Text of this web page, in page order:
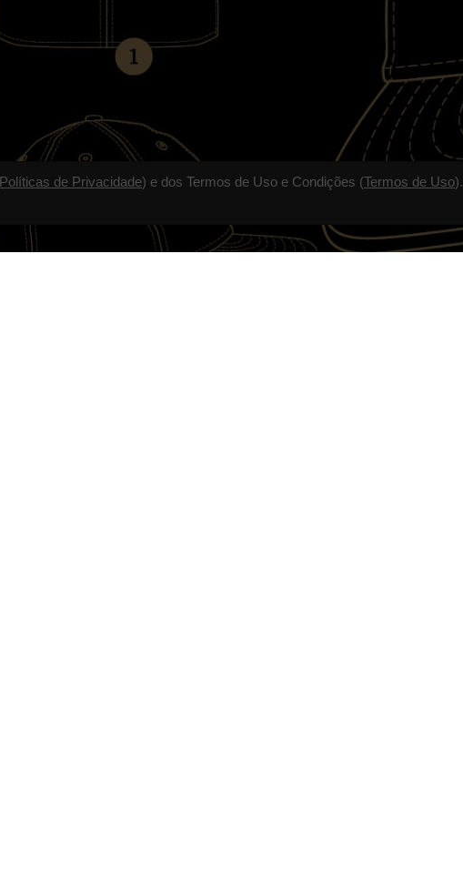
Políticas de Privacidade) e dos Termos de Uso e Condições (Termos de Uso).